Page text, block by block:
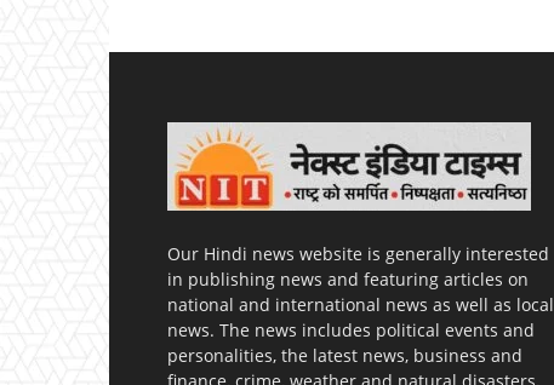
Our Hindi news website is generally interested
in publishing news and featuring articles on
national and international news as well as local
news. The news includes political events and
personalities, the latest news, business and